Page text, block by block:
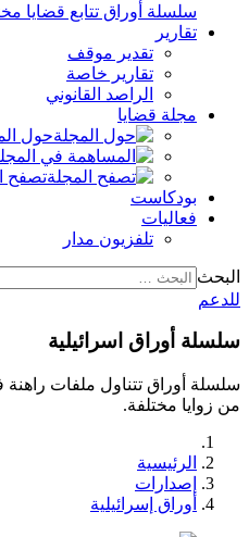
سلسلة أوراق تتابع قضايا
تقارير
تقدير موقف
تقارير خاصة
الراصد القانوني
مجلة قضايا
حول
تصفح
بودكاست
فعاليات
تلفزيون مدار
البحث
للدعم
سلسلة أوراق اسرائيلية
سلسلة أوراق تتناول ملفات راهنة
من زوايا مختلفة.
الرئيسية
إصدارات
أوراق إسرائيلية